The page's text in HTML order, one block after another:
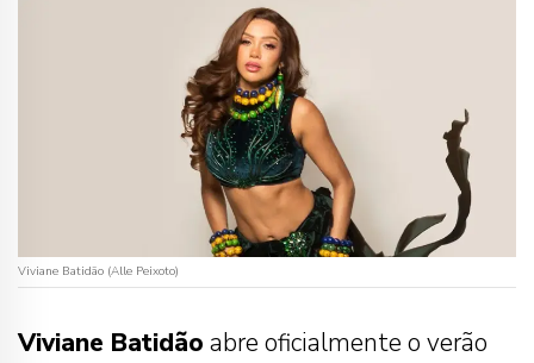
Viviane Batidão (Alle Peixoto)
Viviane Batidão abre oficialmente o verão